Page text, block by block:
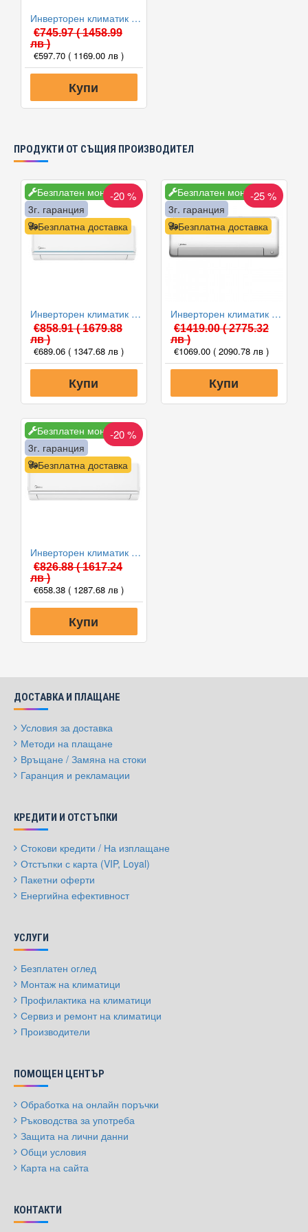
Нагревател на основата на външното тяло
Електрическият нагревател, монтиран на основата на
външното тяло, предотвратява замръзването на кондензната
вода при ниски температури, гарантирайки безпроблемната
работа на системата.
Инверторен климатик Alpin ASW-35PTT Pro, WIFI, 12000 BTU, Клас А++
€745.97( 1458.99
лв )
€597.70 ( 1169.00 лв )
Купи
ПРОДУКТИ ОТ СЪЩИЯ ПРОИЗВОДИТЕЛ
Безплатен монтаж
Безплатна доставка
3г. гаранция
-20 %
Инверторен климатик Midea AG2Eco-12NXD0-I(B)/AG2Eco-12N8D0-O(B) Xtreme Eco, 12000 BTU, Клас A++
€858.91( 1679.88
лв )
€689.06 ( 1347.68 лв )
Купи
Безплатен монтаж
Безплатна доставка
3г. гаранция
-25 %
Инверторен климатик Midea MSEPCU-18HRFN8-QRD0GW/MOX430-18HFN8-QRD0GW All Easy Pro Nordic, 18000 BTU, Клас A+++
€1419.00( 2775.32
лв )
€1069.00 ( 2090.78 лв )
Купи
Безплатен монтаж
Безплатна доставка
3г. гаранция
-20 %
Инверторен климатик Midea MA3-12HRDN8-QRD0GW/MA3-12HFN8-QR Prime, 12000 BTU, Клас A++
€826.88( 1617.24
лв )
€658.38 ( 1287.68 лв )
Купи
ДОСТАВКА И ПЛАЩАНЕ
Условия за доставка
Методи на плащане
Връщане / Замяна на стоки
Гаранция и рекламации
КРЕДИТИ И ОТСТЪПКИ
Стокови кредити / На изплащане
Отстъпки с карта (VIP, Loyal)
Пакетни оферти
Енергийна ефективност
УСЛУГИ
Безплатен оглед
Монтаж на климатици
Профилактика на климатици
Сервиз и ремонт на климатици
Производители
ПОМОЩЕН ЦЕНТЪР
Обработка на онлайн поръчки
Ръководства за употреба
Защита на лични данни
Общи условия
Карта на сайта
КОНТАКТИ